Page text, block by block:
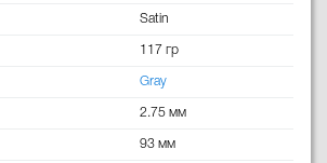
Satin
117 гр
Gray
2.75 мм
93 мм